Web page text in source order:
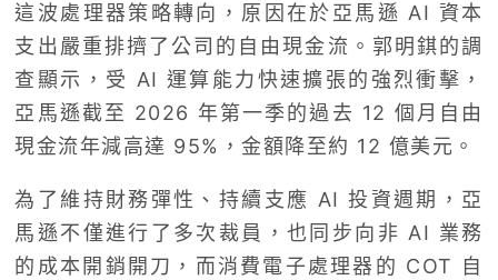
這波處理器策略轉向，原因在於亞馬遜 AI 資本
支出嚴重排擠了公司的自由現金流。郭明錤的調
查顯示，受 AI 運算能力快速擴張的強烈衝擊，
亞馬遜截至 2026 年第一季的過去 12 個月自由
現金流年減高達 95%，金額降至約 12 億美元。
為了維持財務彈性、持續支應 AI 投資週期，亞
馬遜不僅進行了多次裁員，也同步向非 AI 業務
的成本開銷開刀，而消費電子處理器的 COT 自